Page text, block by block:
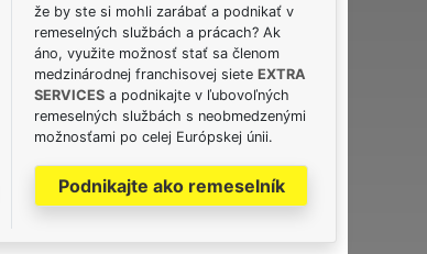
že by ste si mohli zarábať a podnikať v
remeselných službách a prácach? Ak
áno, využite možnosť stať sa členom
medzinárodnej franchisovej siete EXTRA
SERVICES a podnikajte v ľubovoľných
remeselných službách s neobmedzenými
možnosťami po celej Európskej únii.
Podnikajte ako remeselník